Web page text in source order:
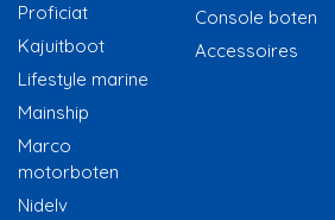
Proficiat
Kajuitboot
Lifestyle marine
Mainship
Marco
motorboten
Nidelv
Console boten
Accessoires